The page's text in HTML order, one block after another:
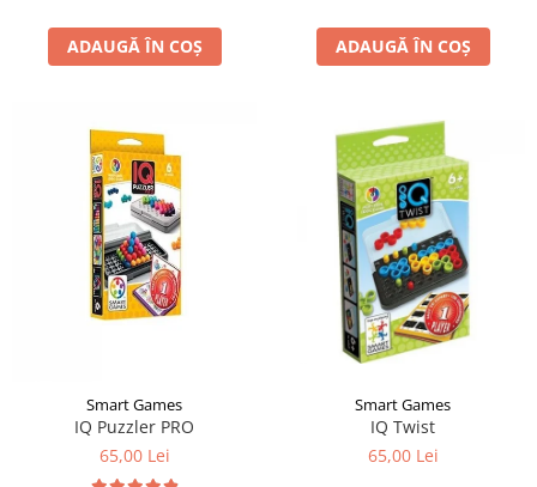
ADAUGĂ ÎN COȘ ADAUGĂ ÎN COȘ
Smart Games
IQ Puzzler PRO
65,00 Lei
Smart Games
IQ Twist
65,00 Lei